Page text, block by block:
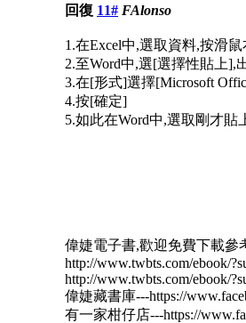
回復 11# FAlonso
1.在Excel中,選取資料,按滑
2.至Word中,選[選擇性貼上
3.在[形式]選擇[Microsoft
4.按[確定]
5.如此在Word中,選取剛才
偉婕電子書,歡迎免費下載參
http://www.twbts.com/ebook/
http://www.twbts.com/ebook/
偉婕藏書庫---https://
有一家柑仔店---https://